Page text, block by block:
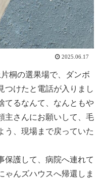
2025.06.17
桐の選果場で、ダンボ
つけたと電話が入りまし
てるなんて、なんともや
主さんにお願いして、毛
う、現場まで戻っていた
保護して、病院へ連れて
ゃんズハウスへ帰還しま